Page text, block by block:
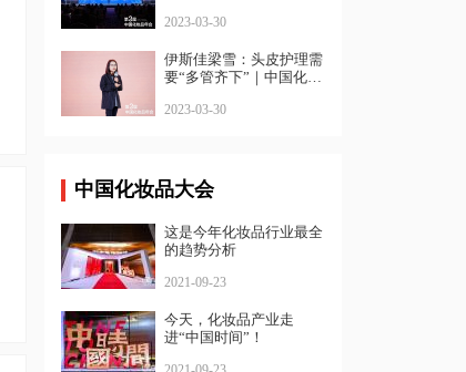
2023-03-30
伊斯佳梁雪：头皮护理需
要“多管齐下”｜中国化妆
2023-03-30
中国化妆品大会
这是今年化妆品行业最全
的趋势分析
2021-09-23
今天，化妆品产业走
进“中国时间”！